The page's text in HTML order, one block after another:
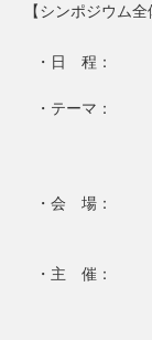
【シンポジウム全
・日 程：
・テーマ：
・会 場：
・主 催：